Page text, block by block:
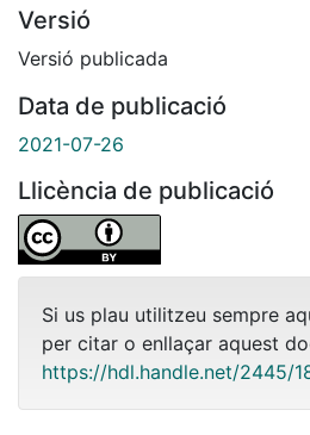
Versió
Versió publicada
Data de publicació
2021-07-26
Llicència de publicació
Si us plau utilitzeu sempre
per citar o enllaçar aquest
https://hdl.handle.net/2445/